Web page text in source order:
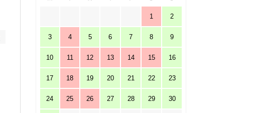
1 2
3 4 5 6 7 8 9
10 11 12 13 14 15 16
17 18 19 20 21 22 23
24 25 26 27 28 29 30